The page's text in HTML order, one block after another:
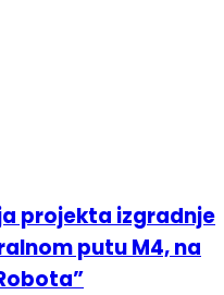
projekta izgradnje
putu M4, na